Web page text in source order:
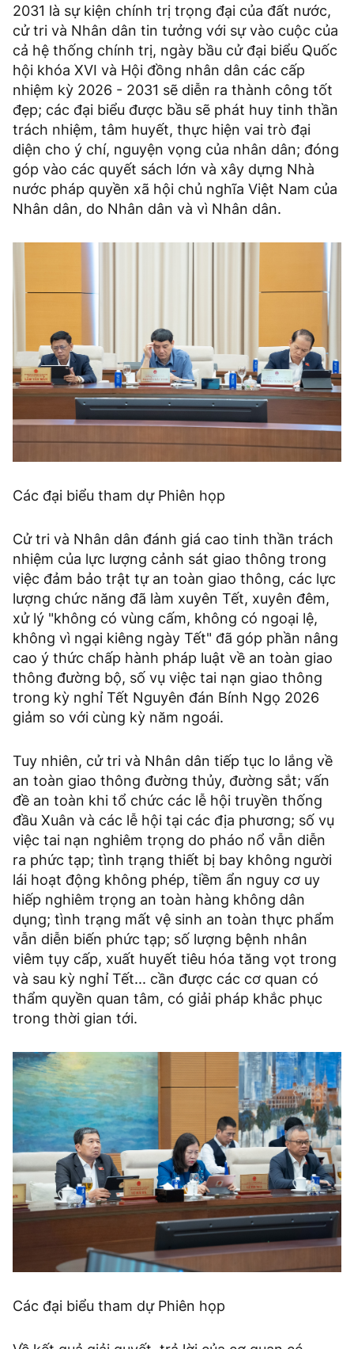
2031 là sự kiện chính trị trọng đại của đất nước,
cử tri và Nhân dân tin tưởng với sự vào cuộc của
cả hệ thống chính trị, ngày bầu cử đại biểu Quốc
hội khóa XVI và Hội đồng nhân dân các cấp
nhiệm kỳ 2026 - 2031 sẽ diễn ra thành công tốt
đẹp; các đại biểu được bầu sẽ phát huy tinh thần
trách nhiệm, tâm huyết, thực hiện vai trò đại
diện cho ý chí, nguyện vọng của nhân dân; đóng
góp vào các quyết sách lớn và xây dựng Nhà
nước pháp quyền xã hội chủ nghĩa Việt Nam của
Nhân dân, do Nhân dân và vì Nhân dân.
Các đại biểu tham dự Phiên họp
Cử tri và Nhân dân đánh giá cao tinh thần trách
nhiệm của lực lượng cảnh sát giao thông trong
việc đảm bảo trật tự an toàn giao thông, các lực
lượng chức năng đã làm xuyên Tết, xuyên đêm,
xử lý "không có vùng cấm, không có ngoại lệ,
không vì ngại kiêng ngày Tết" đã góp phần nâng
cao ý thức chấp hành pháp luật về an toàn giao
thông đường bộ, số vụ việc tai nạn giao thông
trong kỳ nghỉ Tết Nguyên đán Bính Ngọ 2026
giảm so với cùng kỳ năm ngoái.
Tuy nhiên, cử tri và Nhân dân tiếp tục lo lắng về
an toàn giao thông đường thủy, đường sắt; vấn
đề an toàn khi tổ chức các lễ hội truyền thống
đầu Xuân và các lễ hội tại các địa phương; số vụ
việc tai nạn nghiêm trọng do pháo nổ vẫn diễn
ra phức tạp; tình trạng thiết bị bay không người
lái hoạt động không phép, tiềm ẩn nguy cơ uy
hiếp nghiêm trọng an toàn hàng không dân
dụng; tình trạng mất vệ sinh an toàn thực phẩm
vẫn diễn biến phức tạp; số lượng bệnh nhân
viêm tụy cấp, xuất huyết tiêu hóa tăng vọt trong
và sau kỳ nghỉ Tết... cần được các cơ quan có
thẩm quyền quan tâm, có giải pháp khắc phục
trong thời gian tới.
Các đại biểu tham dự Phiên họp